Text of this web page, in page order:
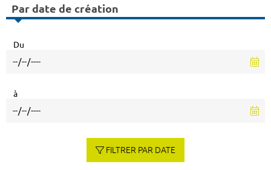
Par date de création
Du
à
FILTRER PAR DATE